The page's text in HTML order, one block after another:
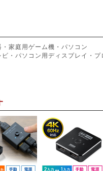
家庭用ゲーム機・パソコン
・パソコン用ディスプレイ・プ